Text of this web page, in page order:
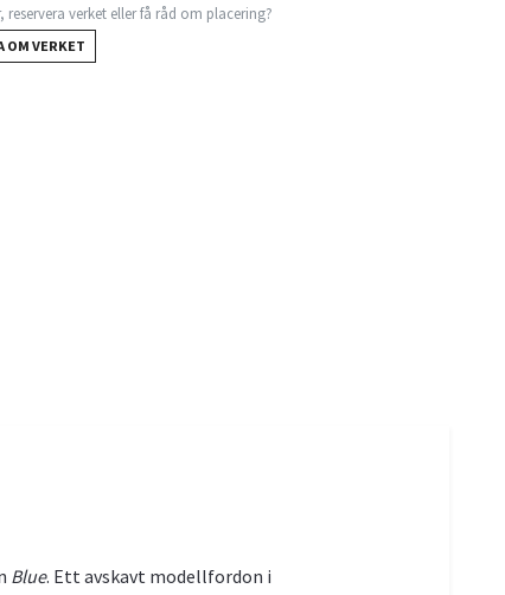
reservera verket eller få råd om placering?
OM VERKET
Blue. Ett avskavt modellfordon i